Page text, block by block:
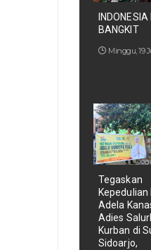
BANGKIT
Minggu, 19
Tegaskan
Kepedulian
Adela
Adies
Kurban di
Sidoarjo,